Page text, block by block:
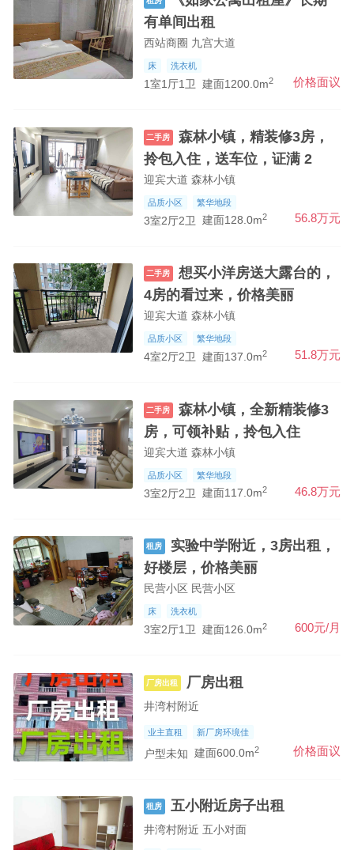
有单间出租
西站商圈 九宫大道
床 洗衣机
1室1厅1卫 建面1200.0m2 价格面议
二手房
拎包入住，送车位，证满 2
迎宾大道 森林小镇
品质小区 繁华地段
3室2厅2卫 建面128.0m2 56.8万元
二手房
4房的看过来，价格美丽
迎宾大道 森林小镇
品质小区 繁华地段
4室2厅2卫 建面137.0m2 51.8万元
二手房
房，可领补贴，拎包入住
迎宾大道 森林小镇
品质小区 繁华地段
3室2厅2卫 建面117.0m2 46.8万元
租房
好楼层，价格美丽
民营小区 民营小区
床 洗衣机
3室2厅1卫 建面126.0m2 600元/月
厂房出租 厂房出租
井湾村附近
业主直租 新厂房环境佳
户型未知 建面600.0m2 价格面议
租房 五小附近房子出租
井湾村附近 五小对面